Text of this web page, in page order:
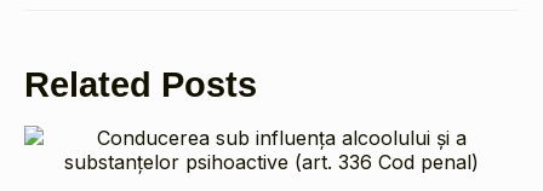
Related Posts